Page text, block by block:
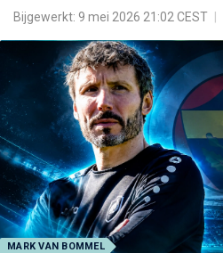
Bijgewerkt: 9 mei 2026 21:02 CEST
MARK VAN BOMMEL